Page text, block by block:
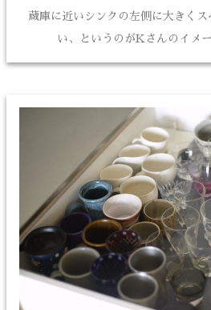
蔵庫に近いシンクの左側に大きく
い、というのがKさんのイメ